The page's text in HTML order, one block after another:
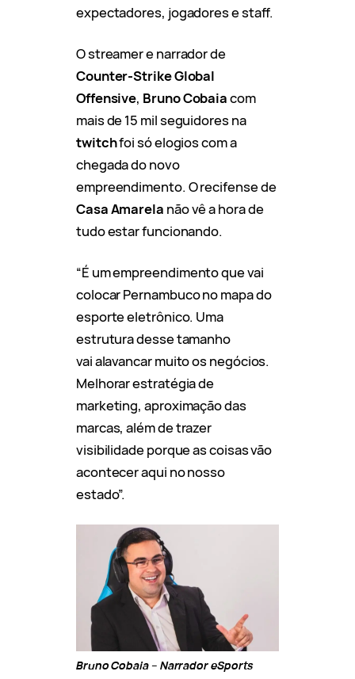
expectadores, jogadores e staff.
O streamer e narrador de
Counter-Strike Global
Offensive, Bruno Cobaiacom
mais de 15 mil seguidores na
twitchfoi só elogios com a
chegada do novo
empreendimento. O recifense de
Casa Amarela não vê a hora de
tudo estar funcionando.
“É um empreendimento que vai
colocar Pernambuco no mapa do
esporte eletrônico. Uma
estrutura desse tamanho
vai alavancar muito os negócios.
Melhorar estratégia de
marketing, aproximação das
marcas, além de trazer
visibilidade porque as coisas vão
acontecer aqui no nosso
estado”.
Bruno Cobaia – Narrador eSports